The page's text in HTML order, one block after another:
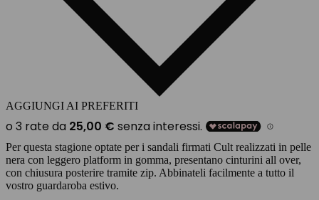
AGGIUNGI AI PREFERITI
Per questa stagione optate per i sandali firmati Cult realizzati in pelle
nera con leggero platform in gomma, presentano cinturini all over,
con chiusura posterire tramite zip. Abbinateli facilmente a tutto il
vostro guardaroba estivo.